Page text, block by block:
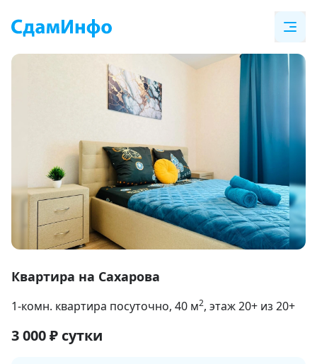
1
10
Квартира на Сахарова
1-комн. квартира посуточно, 40 м2, этаж 20+ из 20+
3 000₽ сутки